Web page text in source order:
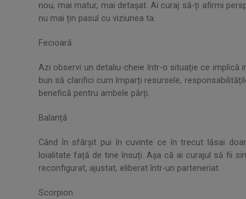
nou, mai matur, mai detașat. Ai curaj să-ți afirmi
nu mai țin pasul cu viziunea ta.
Fecioară
Azi observi un detaliu-cheie într-o situație ce
bun să clarifici cum împarți resursele,
benefică pentru ambele părți.
Balanță
Când în sfârșit pui în cuvinte ce în trecut lăsai
loialitate față de tine însuți. Așa că ai curajul să fii
reconfigurat, ajustat, eliberat într-un parteneriat.
Scorpion